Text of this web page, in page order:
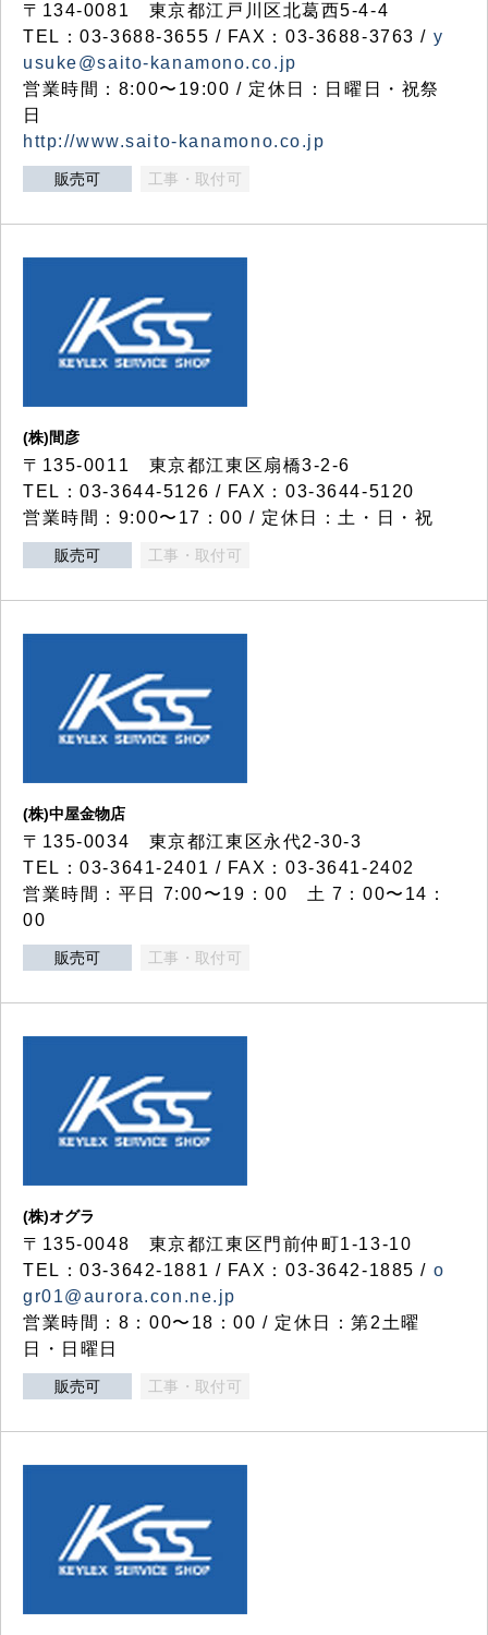
〒134-0081 東京都江戸川区北葛西5-4-4
TEL：03-3688-3655 / FAX：03-3688-3763 / y
usuke@saito-kanamono.co.jp
営業時間：8:00〜19:00 / 定休日：日曜日・祝祭
日
http://www.saito-kanamono.co.jp
販売可 工事・取付可
(株)間彦
〒135-0011 東京都江東区扇橋3-2-6
TEL：03-3644-5126 / FAX：03-3644-5120
営業時間：9:00〜17：00 / 定休日：土・日・祝
販売可 工事・取付可
(株)中屋金物店
〒135-0034 東京都江東区永代2-30-3
TEL：03-3641-2401 / FAX：03-3641-2402
営業時間：平日 7:00〜19：00 土 7：00〜14：
00
販売可 工事・取付可
(株)オグラ
〒135-0048 東京都江東区門前仲町1-13-10
TEL：03-3642-1881 / FAX：03-3642-1885 / o
gr01@aurora.con.ne.jp
営業時間：8：00〜18：00 / 定休日：第2土曜
日・日曜日
販売可 工事・取付可